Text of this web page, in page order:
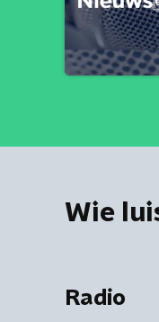
Wie
Radio